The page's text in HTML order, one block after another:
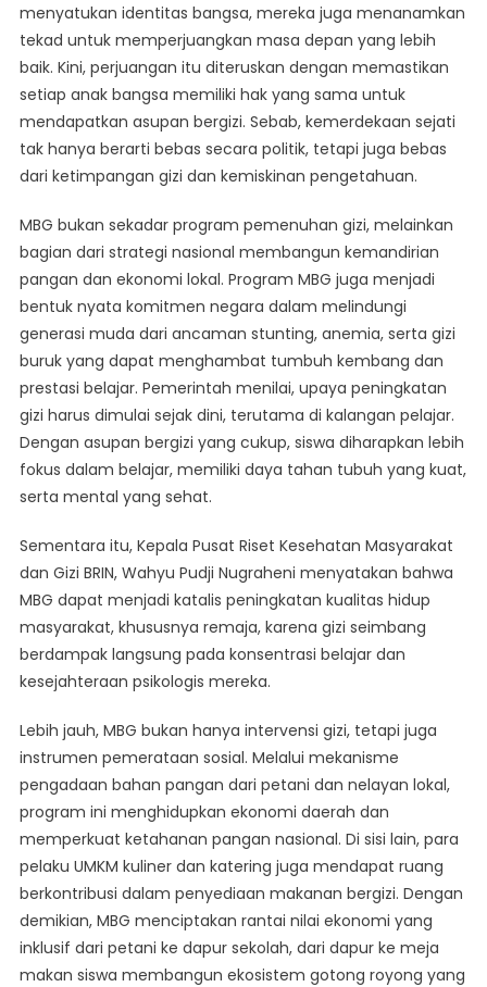
menyatukan identitas bangsa, mereka juga menanamkan
tekad untuk memperjuangkan masa depan yang lebih
baik. Kini, perjuangan itu diteruskan dengan memastikan
setiap anak bangsa memiliki hak yang sama untuk
mendapatkan asupan bergizi. Sebab, kemerdekaan sejati
tak hanya berarti bebas secara politik, tetapi juga bebas
dari ketimpangan gizi dan kemiskinan pengetahuan.
MBG bukan sekadar program pemenuhan gizi, melainkan
bagian dari strategi nasional membangun kemandirian
pangan dan ekonomi lokal. Program MBG juga menjadi
bentuk nyata komitmen negara dalam melindungi
generasi muda dari ancaman stunting, anemia, serta gizi
buruk yang dapat menghambat tumbuh kembang dan
prestasi belajar. Pemerintah menilai, upaya peningkatan
gizi harus dimulai sejak dini, terutama di kalangan pelajar.
Dengan asupan bergizi yang cukup, siswa diharapkan lebih
fokus dalam belajar, memiliki daya tahan tubuh yang kuat,
serta mental yang sehat.
Sementara itu, Kepala Pusat Riset Kesehatan Masyarakat
dan Gizi BRIN, Wahyu Pudji Nugraheni menyatakan bahwa
MBG dapat menjadi katalis peningkatan kualitas hidup
masyarakat, khususnya remaja, karena gizi seimbang
berdampak langsung pada konsentrasi belajar dan
kesejahteraan psikologis mereka.
Lebih jauh, MBG bukan hanya intervensi gizi, tetapi juga
instrumen pemerataan sosial. Melalui mekanisme
pengadaan bahan pangan dari petani dan nelayan lokal,
program ini menghidupkan ekonomi daerah dan
memperkuat ketahanan pangan nasional. Di sisi lain, para
pelaku UMKM kuliner dan katering juga mendapat ruang
berkontribusi dalam penyediaan makanan bergizi. Dengan
demikian, MBG menciptakan rantai nilai ekonomi yang
inklusif dari petani ke dapur sekolah, dari dapur ke meja
makan siswa membangun ekosistem gotong royong yang